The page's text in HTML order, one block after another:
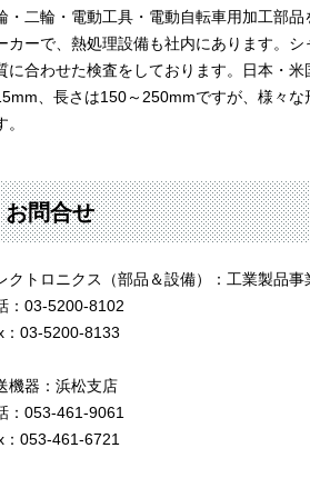
・二輪・電動工具・電動自転車用加工部
カーで、熱処理設備も社内にあります。
に合わせた検査をしております。日本・
、長さは150～250mmですが、様々
。
お問合せ
クトロニクス（部品＆設備）：工業製品事
：03-5200-8102
：03-5200-8133
機器：浜松支店
：053-461-9061
：053-461-6721